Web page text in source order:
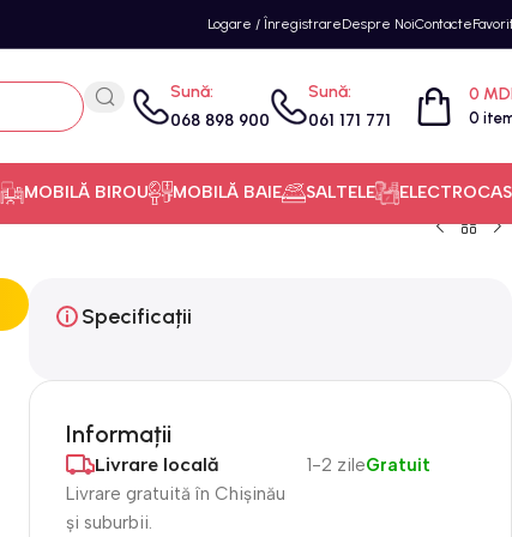
Logare / ÎnregistrareDespre NoiContacte
Sună:
068 898 900
Sună:
061 171 771 0
0
MOBILĂ BIROU MOBILĂ BAIE SALTELE
Specificații
Informații
Livrare locală
Livrare gratuită în Chișinău
și suburbii.
1-2 zileGratuit